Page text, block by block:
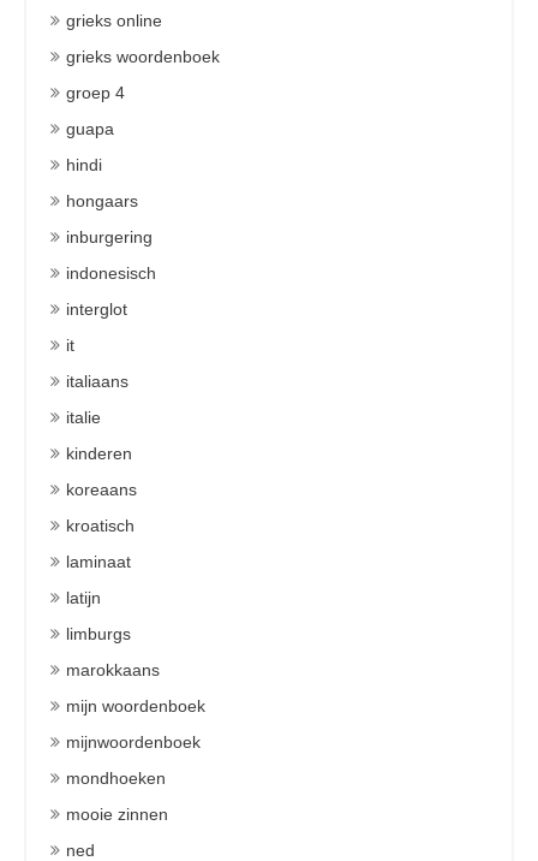
grieks online
grieks woordenboek
groep 4
guapa
hindi
hongaars
inburgering
indonesisch
interglot
it
italiaans
italie
kinderen
koreaans
kroatisch
laminaat
latijn
limburgs
marokkaans
mijn woordenboek
mijnwoordenboek
mondhoeken
mooie zinnen
ned